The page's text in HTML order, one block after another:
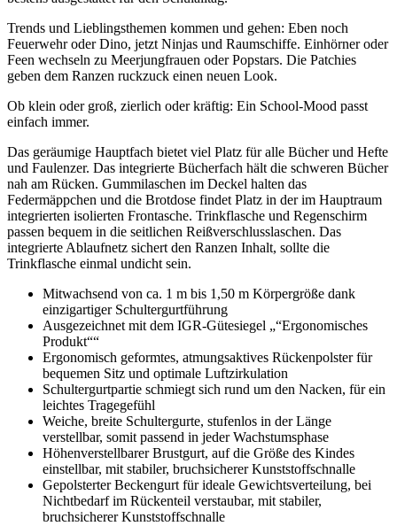
Trends und Lieblingsthemen kommen und gehen: Eben noch
Feuerwehr oder Dino, jetzt Ninjas und Raumschiffe. Einhörner oder
Feen wechseln zu Meerjungfrauen oder Popstars. Die Patchies
geben dem Ranzen ruckzuck einen neuen Look.
Ob klein oder groß, zierlich oder kräftig: Ein School-Mood passt
einfach immer.
Das geräumige Hauptfach bietet viel Platz für alle Bücher und Hefte
und Faulenzer. Das integrierte Bücherfach hält die schweren Bücher
nah am Rücken. Gummilaschen im Deckel halten das
Federmäppchen und die Brotdose findet Platz in der im Hauptraum
integrierten isolierten Frontasche. Trinkflasche und Regenschirm
passen bequem in die seitlichen Reißverschlusslaschen. Das
integrierte Ablaufnetz sichert den Ranzen Inhalt, sollte die
Trinkflasche einmal undicht sein.
Mitwachsend von ca. 1 m bis 1,50 m Körpergröße dank
einzigartiger Schultergurtführung
Ausgezeichnet mit dem IGR-Gütesiegel „“Ergonomisches
Produkt““
Ergonomisch geformtes, atmungsaktives Rückenpolster für
bequemen Sitz und optimale Luftzirkulation
Schultergurtpartie schmiegt sich rund um den Nacken, für ein
leichtes Tragegefühl
Weiche, breite Schultergurte, stufenlos in der Länge
verstellbar, somit passend in jeder Wachstumsphase
Höhenverstellbarer Brustgurt, auf die Größe des Kindes
einstellbar, mit stabiler, bruchsicherer Kunststoffschnalle
Gepolsterter Beckengurt für ideale Gewichtsverteilung, bei
Nichtbedarf im Rückenteil verstaubar, mit stabiler,
bruchsicherer Kunststoffschnalle